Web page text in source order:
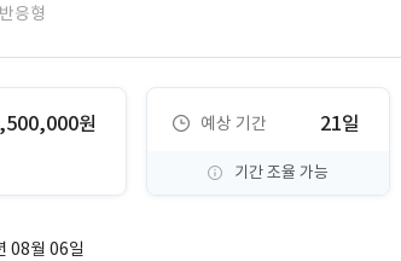
응형
원 예상 기간 21일
기간 조율 가능
08월 06일